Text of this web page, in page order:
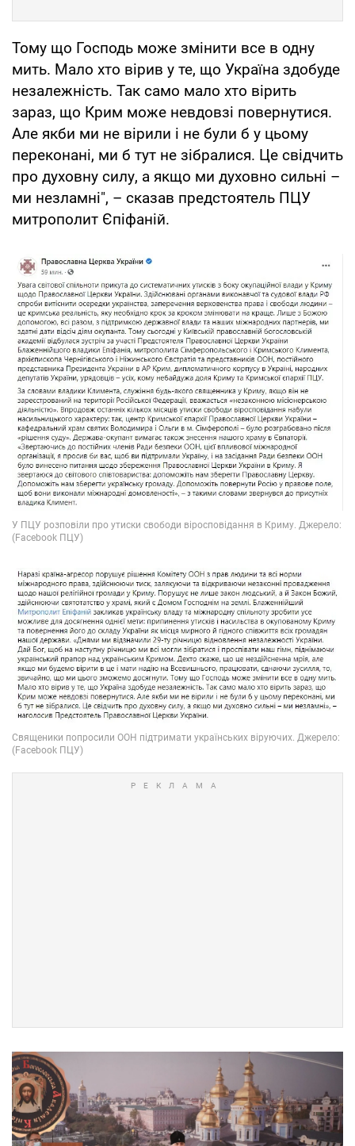
Тому що Господь може змінити все в одну
мить. Мало хто вірив у те, що Україна здобуде
незалежність. Так само мало хто вірить
зараз, що Крим може невдовзі повернутися.
Але якби ми не вірили і не були б у цьому
переконані, ми б тут не зібралися. Це свідчить
про духовну силу, а якщо ми духовно сильні –
ми незламні", – сказав предстоятель ПЦУ
митрополит Єпіфаній.